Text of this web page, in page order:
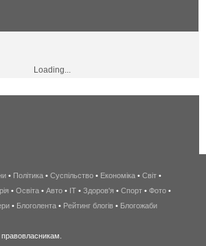
Loading...
беспроводной
интернет
киев
• Політика • Суспільство • Економіка • Світ •
• Освіта • Авто • IT • Здоров'я • Спорт • Фото •
• Блоголента • Рейтинг блогів • Блогожаби
правовласникам.